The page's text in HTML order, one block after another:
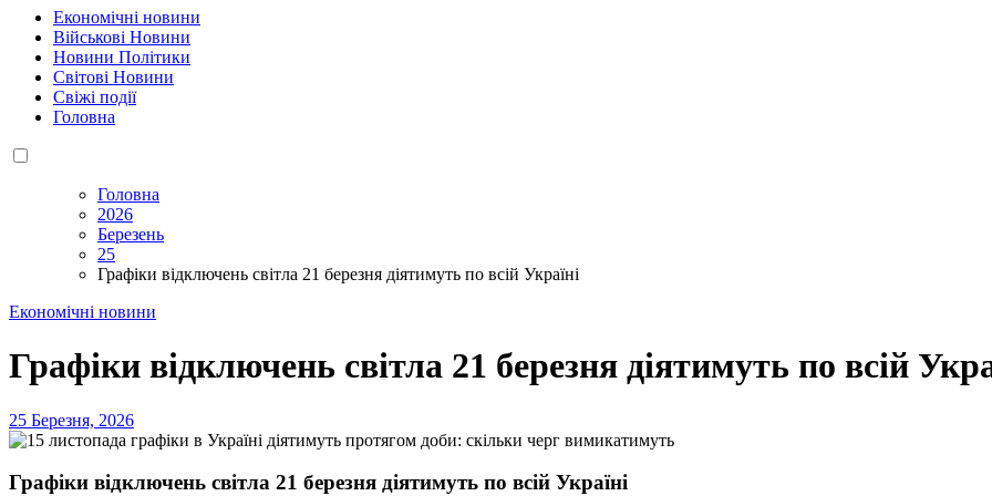
Економічні новини
Військові Новини
Новини Політики
Світові Новини
Свіжі події
Головна
Головна
2026
Березень
25
Графіки відключень світла 21 березня діятимуть по всій Україні
Економічні новини
Графіки відключень світла 21 березня діятимуть по всій
25 Березня, 2026
Графіки відключень світла 21 березня діятимуть по всій Україні